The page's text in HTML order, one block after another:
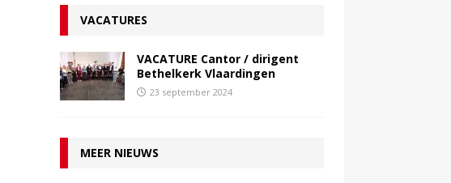
VACATURES
VACATURE Cantor / dirigent
Bethelkerk Vlaardingen
23 september 2024
MEER NIEUWS